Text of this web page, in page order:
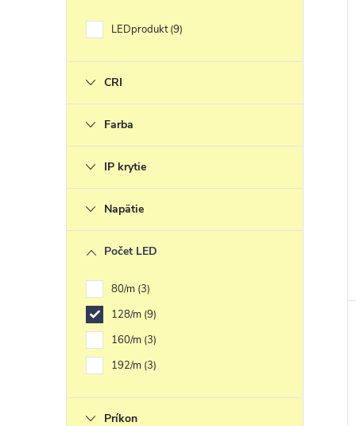
LEDprodukt 9
CRI
Farba
IP krytie
Napätie
Počet LED
80/m 3
128/m 9
160/m 3
192/m 3
Príkon